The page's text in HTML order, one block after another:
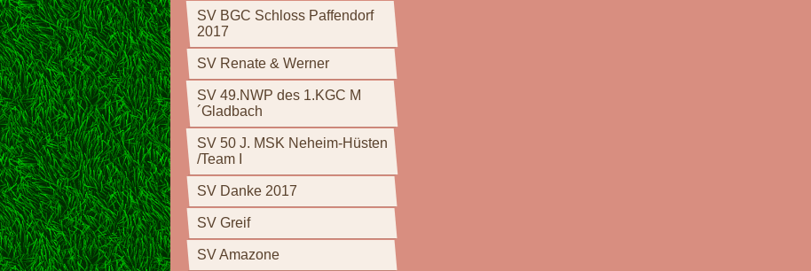
SV BGC Schloss Paffendorf
2017
SV Renate & Werner
SV 49.NWP des 1.KGC M
´Gladbach
SV 50 J. MSK Neheim-Hüsten
/Team I
SV Danke 2017
SV Greif
SV Amazone